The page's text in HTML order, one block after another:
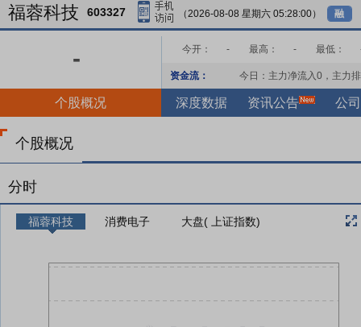
福蓉科技 603327 （2026-08-08 星期六 05:28:00） 融
- 今开： - 最高： - 最低：
资金流： 今日：主力净流入0 ，主力
个股概况 深度数据 资讯公告 公
个股概况
分时
福蓉科技 消费电子 大盘( 上证指数)